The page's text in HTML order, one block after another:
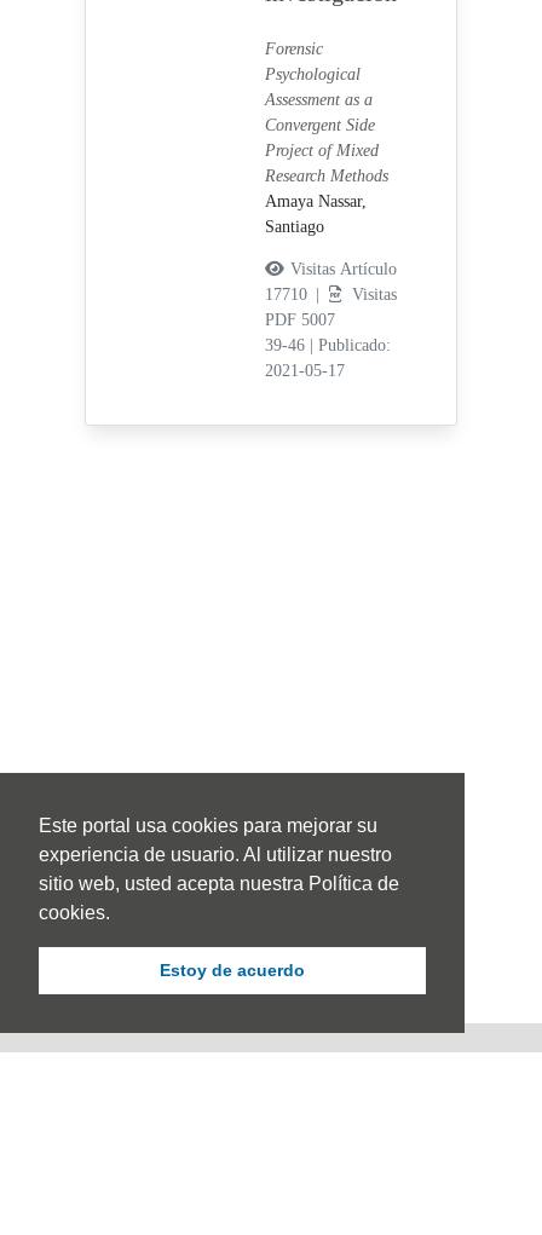
Este portal usa cookies para mejorar su
experiencia de usuario. Al utilizar nuestro
sitio web, usted acepta nuestra Política de
cookies.
Estoy de acuerdo
Forensic
Psychological
Assessment as a
Convergent Side
Project of Mixed
Research Methods
Amaya Nassar,
Santiago
Visitas Artículo
17710 |
Visitas
PDF 5007
39-46
Publicado:
2021-05-17